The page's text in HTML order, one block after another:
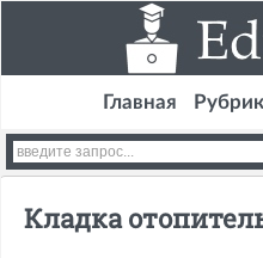
Главная
Кладка